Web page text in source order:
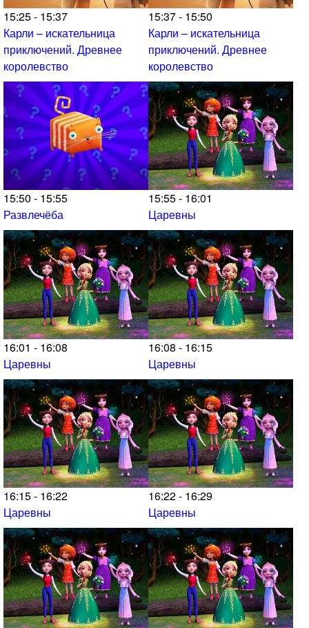
15:25 - 15:37
Карли – искательница
приключений. Древнее
королевство
15:37 - 15:50
Карли – искательница
приключений. Древнее
королевство
15:50 - 15:55
Развлечёба
15:55 - 16:01
Царевны
16:01 - 16:08
Царевны
16:08 - 16:15
Царевны
16:15 - 16:22
Царевны
16:22 - 16:29
Царевны